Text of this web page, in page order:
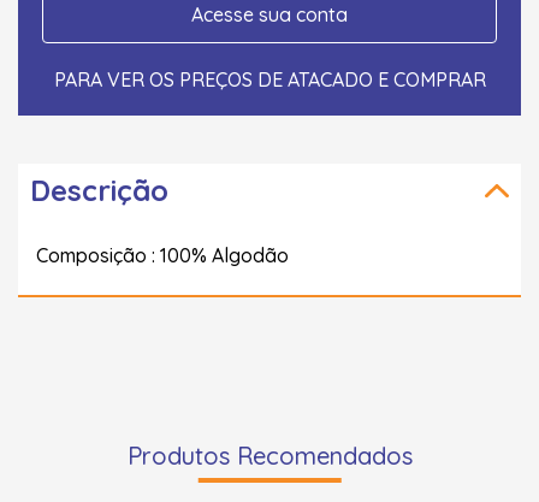
Acesse sua conta
PARA VER OS PREÇOS DE ATACADO E COMPRAR
Descrição
Composição : 100% Algodão
Produtos Recomendados